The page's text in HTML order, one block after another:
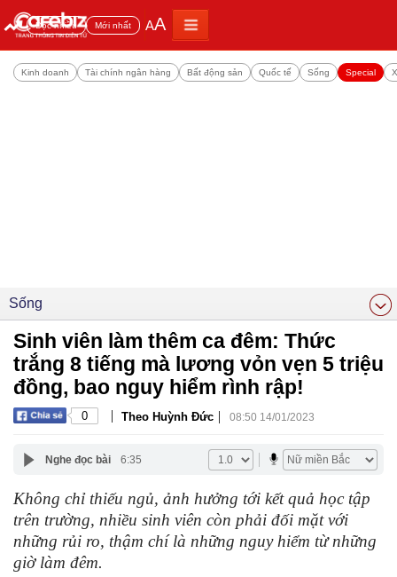
Đọc nhiều Mới nhất AA
Kinh doanh Tài chính ngân hàng Bất động sản Quốc tế Sống Special
Sống
Sinh viên làm thêm ca đêm: Thức
trắng 8 tiếng mà lương vỏn vẹn 5 triệu
đồng, bao nguy hiểm rình rập!
0 | Theo Huỳnh Đức | 08:50 14/01/2023
Nghe đọc bài 6:35
Không chỉ thiếu ngủ, ảnh hưởng tới kết quả học tập
trên trường, nhiều sinh viên còn phải đối mặt với
những rủi ro, thậm chí là những nguy hiểm từ những
giờ làm đêm.